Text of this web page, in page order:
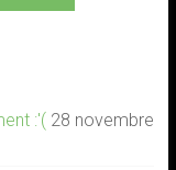
:'( 28 novembre